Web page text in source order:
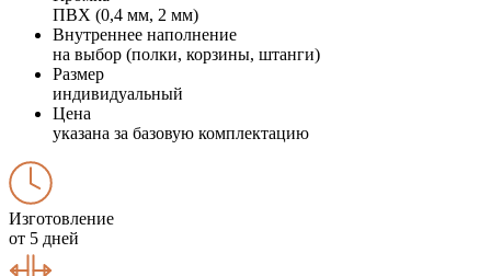
ПВХ (0,4 мм, 2 мм)
Внутреннее наполнение
на выбор (полки, корзины, штанги)
Размер
индивидуальный
Цена
указана за базовую комплектацию
Изготовление
от 5 дней